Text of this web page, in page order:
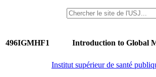
496IGMHF1 Introduction to Global
Institut supérieur de santé